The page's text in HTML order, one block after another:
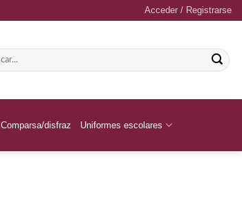
Acceder / Registrarse
Comparsa/disfraz Uniformes escolares